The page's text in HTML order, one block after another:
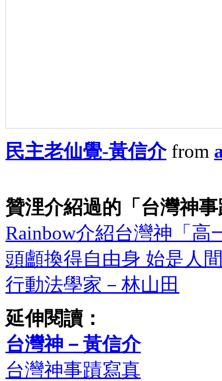
民主老仙覺-黃信介 from
贊浬介紹過的「台灣神
Rainbow介紹台灣神「高
頭顱換得自由身 始是人
行動法學家－林山田
延伸閱讀：
台灣神－黃信介
台灣神事蹟寫真